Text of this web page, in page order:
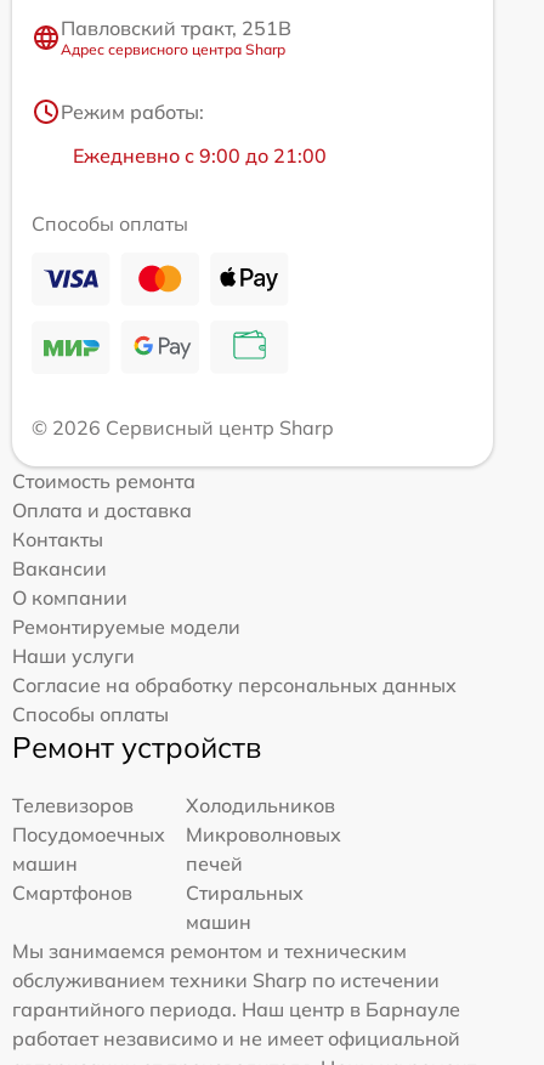
Павловский тракт, 251В
Адрес сервисного центра Sharp
Режим работы:
Ежедневно с 9:00 до 21:00
Способы оплаты
© 2026 Сервисный центр Sharp
Стоимость ремонта
Оплата и доставка
Контакты
Вакансии
О компании
Ремонтируемые модели
Наши услуги
Согласие на обработку персональных данных
Способы оплаты
Ремонт устройств
Телевизоров
Холодильников
Посудомоечных
машин
Микроволновых
печей
Смартфонов
Стиральных
машин
Мы занимаемся ремонтом и техническим
обслуживанием техники Sharp по истечении
гарантийного периода. Наш центр в Барнауле
работает независимо и не имеет официальной